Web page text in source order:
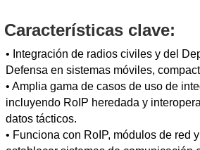
Características clave:
• Integración de radios civiles y del
Defensa en sistemas móviles,
• Amplia gama de casos de uso de
incluyendo RoIP heredada y
datos tácticos.
• Funciona con RoIP, módulos de red